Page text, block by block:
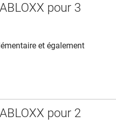
pour 3
et également
pour 2